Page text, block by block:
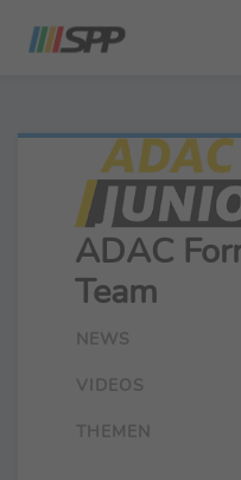
ADAC
Team
NEWS
VIDEOS
THEMEN